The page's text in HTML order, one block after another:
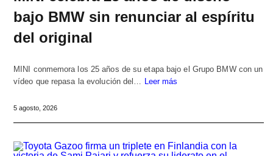
bajo BMW sin renunciar al espíritu
del original
MINI conmemora los 25 años de su etapa bajo el Grupo BMW con un
vídeo que repasa la evolución del… Leer más
5 agosto, 2026